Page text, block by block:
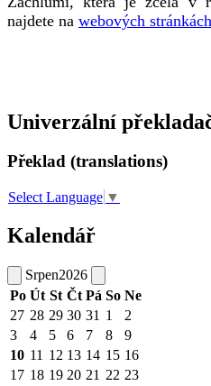
najdete na webových
Univerzální
Překlad (translations)
Select Language ▼
Kalendář
Srpen2026
Po Út St Čt Pá So Ne
27 28 29 30 31 1
2
3
4 5 6 7 8
9
10 11 12 13 14 15 16
17 18 19 20 21 22 23